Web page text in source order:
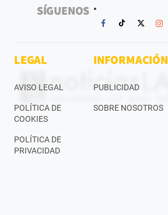
SÍGUENOS
LEGAL
AVISO LEGAL
POLÍTICA DE
COOKIES
POLÍTICA DE
PRIVACIDAD
INFORMACIÓN
PUBLICIDAD
SOBRE NOSOTROS